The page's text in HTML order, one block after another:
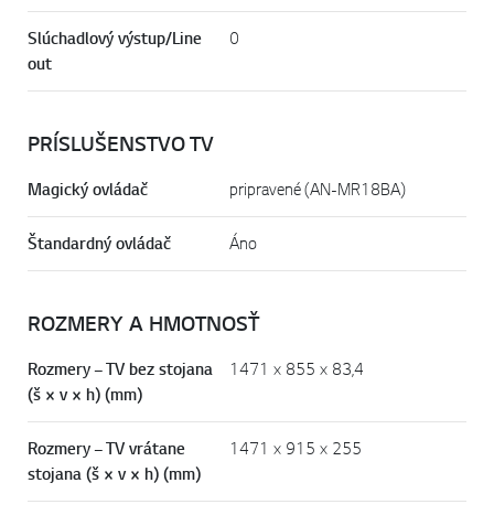
Slúchadlový výstup/Line
out
0
PRÍSLUŠENSTVO TV
Magický ovládač pripravené (AN-MR18BA)
Štandardný ovládač Áno
ROZMERY A HMOTNOSŤ
Rozmery – TV bez stojana
(š × v × h) (mm)
1471 × 855 × 83,4
Rozmery – TV vrátane
stojana (š × v × h) (mm)
1471 × 915 × 255